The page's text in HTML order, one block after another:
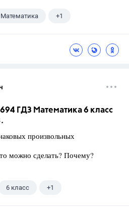
Математика +1
ГДЗ Математика 6 класс
произвольных
можно сделать? Почему?
6 класс +1